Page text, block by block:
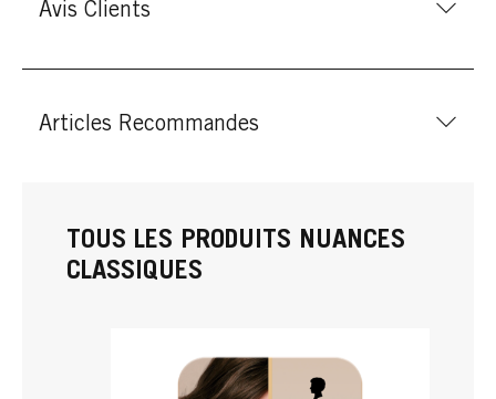
Avis Clients
Articles Recommandes
TOUS LES PRODUITS NUANCES
CLASSIQUES